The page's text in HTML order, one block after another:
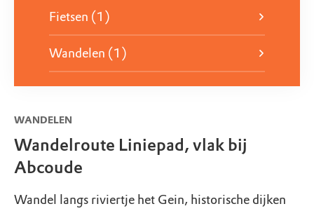
familieuitje? Boek dan een groepsrondleiding op
Fort bij Abcoude. Door de verhalen van onze
fortengids komt de boeiende geschiedenis van dit
fort tot leven. Meer weten? Stuur een mail naar:
Fietsen (1)
Wandelen (1)
WANDELEN
Wandelroute Liniepad, vlak bij
Abcoude
Wandel langs riviertje het Gein, historische dijken